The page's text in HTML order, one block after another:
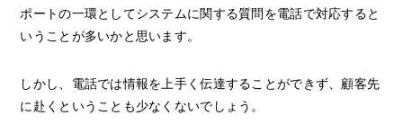
ポートの一環としてシステムに関する質問を電話で対応すると
いうことが多いかと思います。
しかし、電話では情報を上手く伝達することができず、顧客先
に赴くということも少なくないでしょう。